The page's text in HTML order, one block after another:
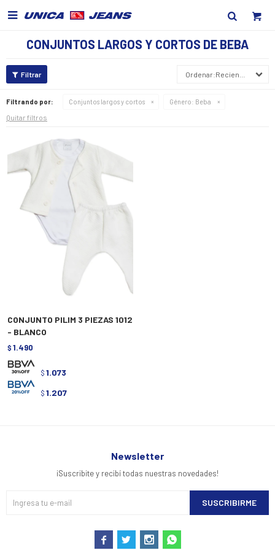

CONJUNTOS LARGOS Y CORTOS DE BEBA
Recientes
Filtrando por: Conjuntos largos y cortos Género: Beba
Quitar filtros
CONJUNTO PILIM 3 PIEZAS 1012
- BLANCO
$ 1.490
$ 1.073
$ 1.207
Newsletter
¡Suscribite y recibí todas nuestras novedades!
SUSCRIBIRME
   